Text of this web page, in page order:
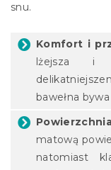
snu.
Komfort i
lżejsza i
bawełna
matową
natomiast